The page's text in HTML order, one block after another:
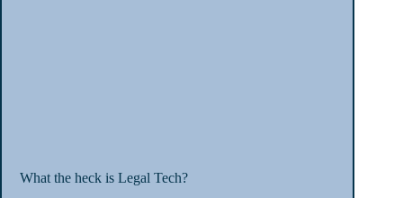
What the heck is Legal Tech?